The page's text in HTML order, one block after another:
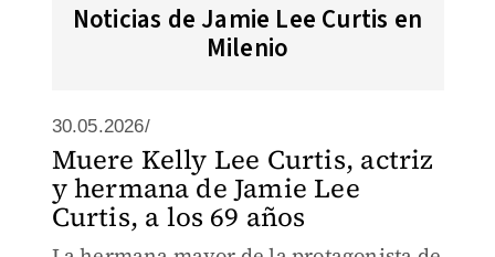
Noticias de Jamie Lee Curtis en
Milenio
30.05.2026/
Muere Kelly Lee Curtis, actriz
y hermana de Jamie Lee
Curtis, a los 69 años